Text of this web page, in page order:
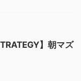
】朝マズ